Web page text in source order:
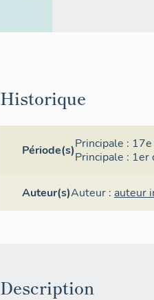
Historique
Période(s)Principale :
Principale : 1er
Auteur(s)Auteur : auteur
Description